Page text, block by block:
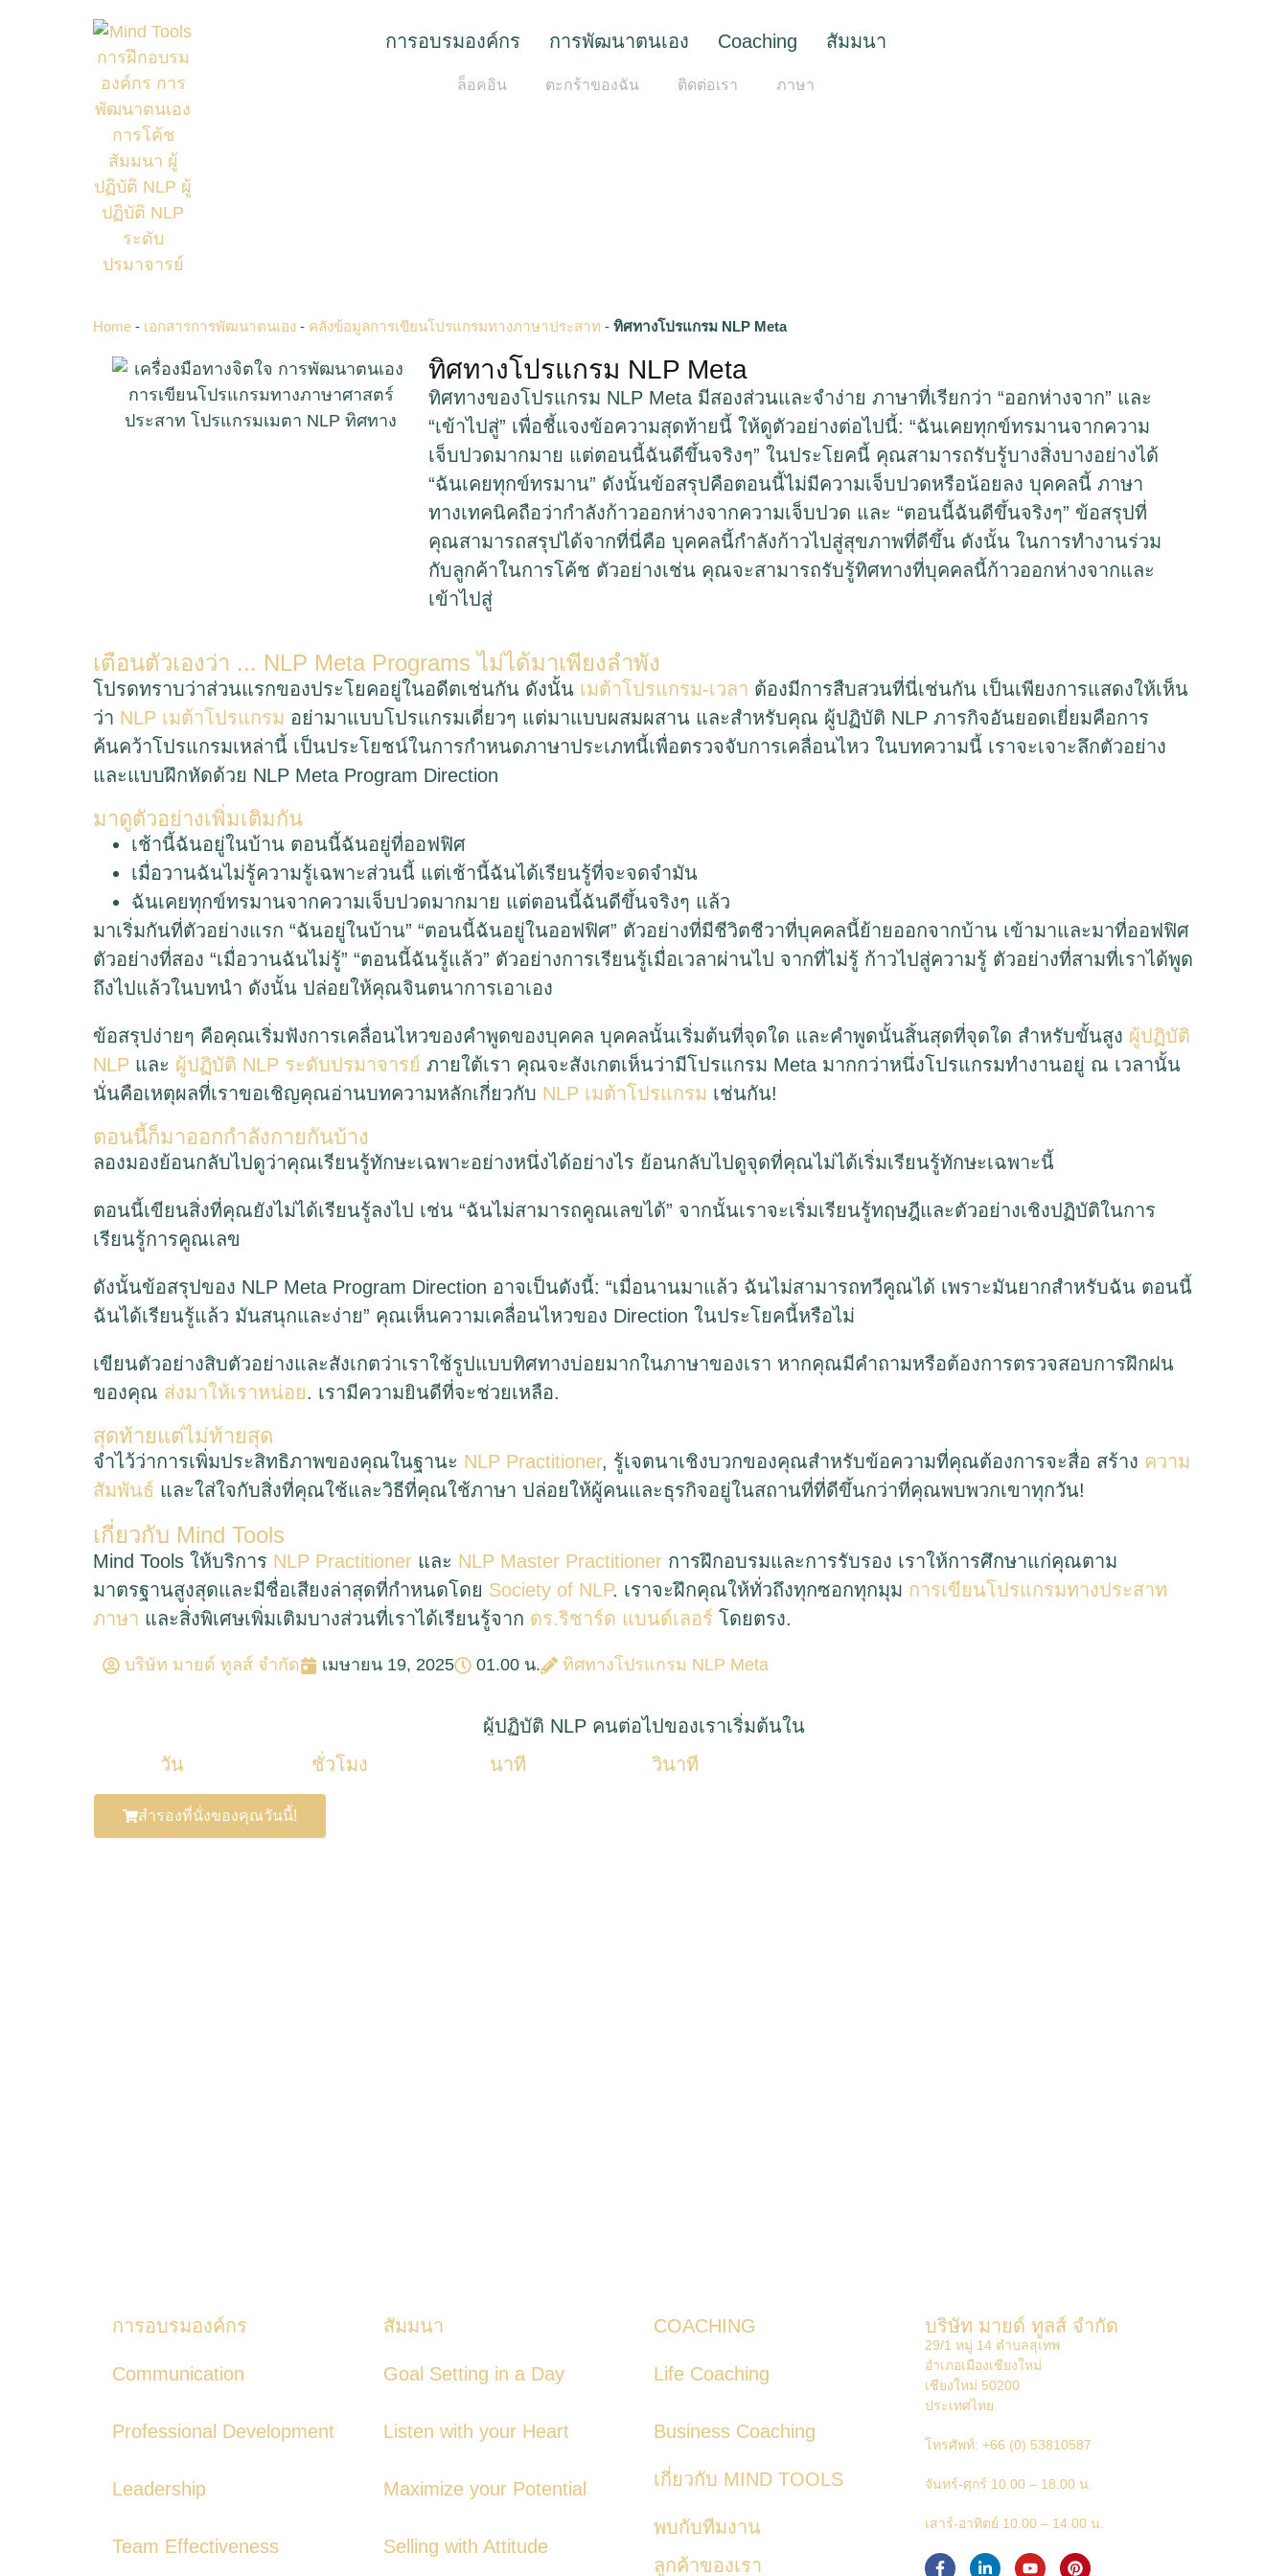
การอบรมองค์กร การพัฒนาตนเอง Coaching สัมมนา
ล็อคอิน ตะกร้าของฉัน ติดต่อเรา ภาษา
Home - เอกสารการพัฒนาตนเอง - คลังข้อมูลการเขียนโปรแกรมทางภาษาประสาท - ทิศทางโปรแกรม NLP Meta
ทิศทางโปรแกรม NLP Meta
ทิศทางของโปรแกรม NLP Meta มีสองส่วนและจำง่าย ภาษาที่เรียกว่า “ออกห่างจาก” และ
“เข้าไปสู่” เพื่อชี้แจงข้อความสุดท้ายนี้ ให้ดูตัวอย่างต่อไปนี้: “ฉันเคยทุกข์ทรมานจากความ
เจ็บปวดมากมาย แต่ตอนนี้ฉันดีขึ้นจริงๆ” ในประโยคนี้ คุณสามารถรับรู้บางสิ่งบางอย่างได้
“ฉันเคยทุกข์ทรมาน” ดังนั้นข้อสรุปคือตอนนี้ไม่มีความเจ็บปวดหรือน้อยลง บุคคลนี้ ภาษา
ทางเทคนิคถือว่ากำลังก้าวออกห่างจากความเจ็บปวด และ “ตอนนี้ฉันดีขึ้นจริงๆ” ข้อสรุปที่
คุณสามารถสรุปได้จากที่นี่คือ บุคคลนี้กำลังก้าวไปสู่สุขภาพที่ดีขึ้น ดังนั้น ในการทำงานร่วม
กับลูกค้าในการโค้ช ตัวอย่างเช่น คุณจะสามารถรับรู้ทิศทางที่บุคคลนี้ก้าวออกห่างจากและ
เข้าไปสู่
เตือนตัวเองว่า ... NLP Meta Programs ไม่ได้มาเพียงลำพัง
โปรดทราบว่าส่วนแรกของประโยคอยู่ในอดีตเช่นกัน ดังนั้น เมต้าโปรแกรม-เวลา ต้องมีการสืบสวนที่นี่เช่นกัน เป็นเพียงการแสดงให้เห็น
ว่า NLP เมต้าโปรแกรม อย่ามาแบบโปรแกรมเดี่ยวๆ แต่มาแบบผสมผสาน และสำหรับคุณ ผู้ปฏิบัติ NLP ภารกิจอันยอดเยี่ยมคือการ
ค้นคว้าโปรแกรมเหล่านี้ เป็นประโยชน์ในการกำหนดภาษาประเภทนี้เพื่อตรวจจับการเคลื่อนไหว ในบทความนี้ เราจะเจาะลึกตัวอย่าง
และแบบฝึกหัดด้วย NLP Meta Program Direction
มาดูตัวอย่างเพิ่มเติมกัน
เช้านี้ฉันอยู่ในบ้าน ตอนนี้ฉันอยู่ที่ออฟฟิศ
เมื่อวานฉันไม่รู้ความรู้เฉพาะส่วนนี้ แต่เช้านี้ฉันได้เรียนรู้ที่จะจดจำมัน
ฉันเคยทุกข์ทรมานจากความเจ็บปวดมากมาย แต่ตอนนี้ฉันดีขึ้นจริงๆ แล้ว
มาเริ่มกันที่ตัวอย่างแรก “ฉันอยู่ในบ้าน” “ตอนนี้ฉันอยู่ในออฟฟิศ” ตัวอย่างที่มีชีวิตชีวาที่บุคคลนี้ย้ายออกจากบ้าน เข้ามาและมาที่ออฟฟิศ
ตัวอย่างที่สอง “เมื่อวานฉันไม่รู้” “ตอนนี้ฉันรู้แล้ว” ตัวอย่างการเรียนรู้เมื่อเวลาผ่านไป จากที่ไม่รู้ ก้าวไปสู่ความรู้ ตัวอย่างที่สามที่เราได้พูด
ถึงไปแล้วในบทนำ ดังนั้น ปล่อยให้คุณจินตนาการเอาเอง
ข้อสรุปง่ายๆ คือคุณเริ่มฟังการเคลื่อนไหวของคำพูดของบุคคล บุคคลนั้นเริ่มต้นที่จุดใด และคำพูดนั้นสิ้นสุดที่จุดใด สำหรับขั้นสูง ผู้ปฏิบัติ
NLP และ ผู้ปฏิบัติ NLP ระดับปรมาจารย์ ภายใต้เรา คุณจะสังเกตเห็นว่ามีโปรแกรม Meta มากกว่าหนึ่งโปรแกรมทำงานอยู่ ณ เวลานั้น
นั่นคือเหตุผลที่เราขอเชิญคุณอ่านบทความหลักเกี่ยวกับ NLP เมต้าโปรแกรม เช่นกัน!
ตอนนี้ก็มาออกกำลังกายกันบ้าง
ลองมองย้อนกลับไปดูว่าคุณเรียนรู้ทักษะเฉพาะอย่างหนึ่งได้อย่างไร ย้อนกลับไปดูจุดที่คุณไม่ได้เริ่มเรียนรู้ทักษะเฉพาะนี้
ตอนนี้เขียนสิ่งที่คุณยังไม่ได้เรียนรู้ลงไป เช่น “ฉันไม่สามารถคูณเลขได้” จากนั้นเราจะเริ่มเรียนรู้ทฤษฎีและตัวอย่างเชิงปฏิบัติในการ
เรียนรู้การคูณเลข
ดังนั้นข้อสรุปของ NLP Meta Program Direction อาจเป็นดังนี้: “เมื่อนานมาแล้ว ฉันไม่สามารถทวีคูณได้ เพราะมันยากสำหรับฉัน ตอนนี้
ฉันได้เรียนรู้แล้ว มันสนุกและง่าย” คุณเห็นความเคลื่อนไหวของ Direction ในประโยคนี้หรือไม่
เขียนตัวอย่างสิบตัวอย่างและสังเกตว่าเราใช้รูปแบบทิศทางบ่อยมากในภาษาของเรา หากคุณมีคำถามหรือต้องการตรวจสอบการฝึกฝน
ของคุณ ส่งมาให้เราหน่อย. เรามีความยินดีที่จะช่วยเหลือ.
สุดท้ายแต่ไม่ท้ายสุด
จำไว้ว่าการเพิ่มประสิทธิภาพของคุณในฐานะ NLP Practitioner, รู้เจตนาเชิงบวกของคุณสำหรับข้อความที่คุณต้องการจะสื่อ สร้าง ความ
สัมพันธ์ และใส่ใจกับสิ่งที่คุณใช้และวิธีที่คุณใช้ภาษา ปล่อยให้ผู้คนและธุรกิจอยู่ในสถานที่ที่ดีขึ้นกว่าที่คุณพบพวกเขาทุกวัน!
เกี่ยวกับ Mind Tools
Mind Tools ให้บริการ NLP Practitioner และ NLP Master Practitioner การฝึกอบรมและการรับรอง เราให้การศึกษาแก่คุณตาม
มาตรฐานสูงสุดและมีชื่อเสียงล่าสุดที่กำหนดโดย Society of NLP. เราจะฝึกคุณให้ทั่วถึงทุกซอกทุกมุม การเขียนโปรแกรมทางประสาท
ภาษา และสิ่งพิเศษเพิ่มเติมบางส่วนที่เราได้เรียนรู้จาก ดร.ริชาร์ด แบนด์เลอร์ โดยตรง.
บริษัท มายด์ ทูลส์ จำกัด เมษายน 19, 2025 01.00 น. ทิศทางโปรแกรม NLP Meta
ผู้ปฏิบัติ NLP คนต่อไปของเราเริ่มต้นใน
วัน
ชั่วโมง นาที วินาที
สำรองที่นั่งของคุณวันนี้!
การอบรมองค์กร
Communication
Professional Development
Leadership
Team Effectiveness
สัมมนา
Goal Setting in a Day
Listen with your Heart
Maximize your Potential
Selling with Attitude
COACHING
Life Coaching
Business Coaching
เกี่ยวกับ MIND TOOLS
พบกับทีมงาน
ลูกค้าของเรา
บริษัท มายด์ ทูลส์ จำกัด
29/1 หมู่ 14 ตำบลสุเทพ
อำเภอเมืองเชียงใหม่
เชียงใหม่ 50200
ประเทศไทย
โทรศัพท์: +66 (0) 53810587
จันทร์-ศุกร์ 10.00 – 18.00 น.
เสาร์-อาทิตย์ 10.00 – 14.00 น.